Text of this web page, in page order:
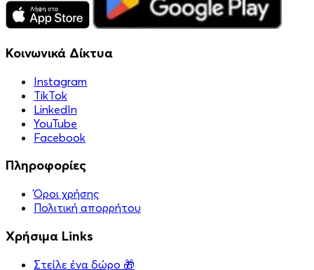
Κοινωνικά Δίκτυα
Instagram
TikTok
LinkedIn
YouTube
Facebook
Πληροφορίες
Όροι χρήσης
Πολιτική απορρήτου
Χρήσιμα Links
Στείλε ένα δώρο 🎁